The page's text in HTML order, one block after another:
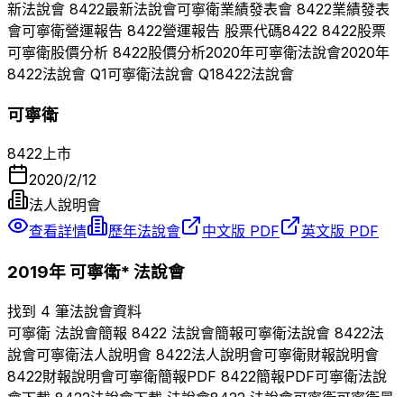
新法說會 8422最新法說會可寧衛業績發表會 8422業績發表
會可寧衛營運報告 8422營運報告 股票代碼8422 8422股票
可寧衛股價分析 8422股價分析2020年可寧衛法說會2020年
8422法說會 Q1可寧衛法說會 Q18422法說會
可寧衛
8422上市
2020/2/12
法人說明會
查看詳情
歷年法說會 中文版 PDF 英文版 PDF
2019年 可寧衛* 法說會
找到 4 筆法說會資料
可寧衛 法說會簡報 8422 法說會簡報可寧衛法說會 8422法
說會可寧衛法人說明會 8422法人說明會可寧衛財報說明會
8422財報說明會可寧衛簡報PDF 8422簡報PDF可寧衛法說